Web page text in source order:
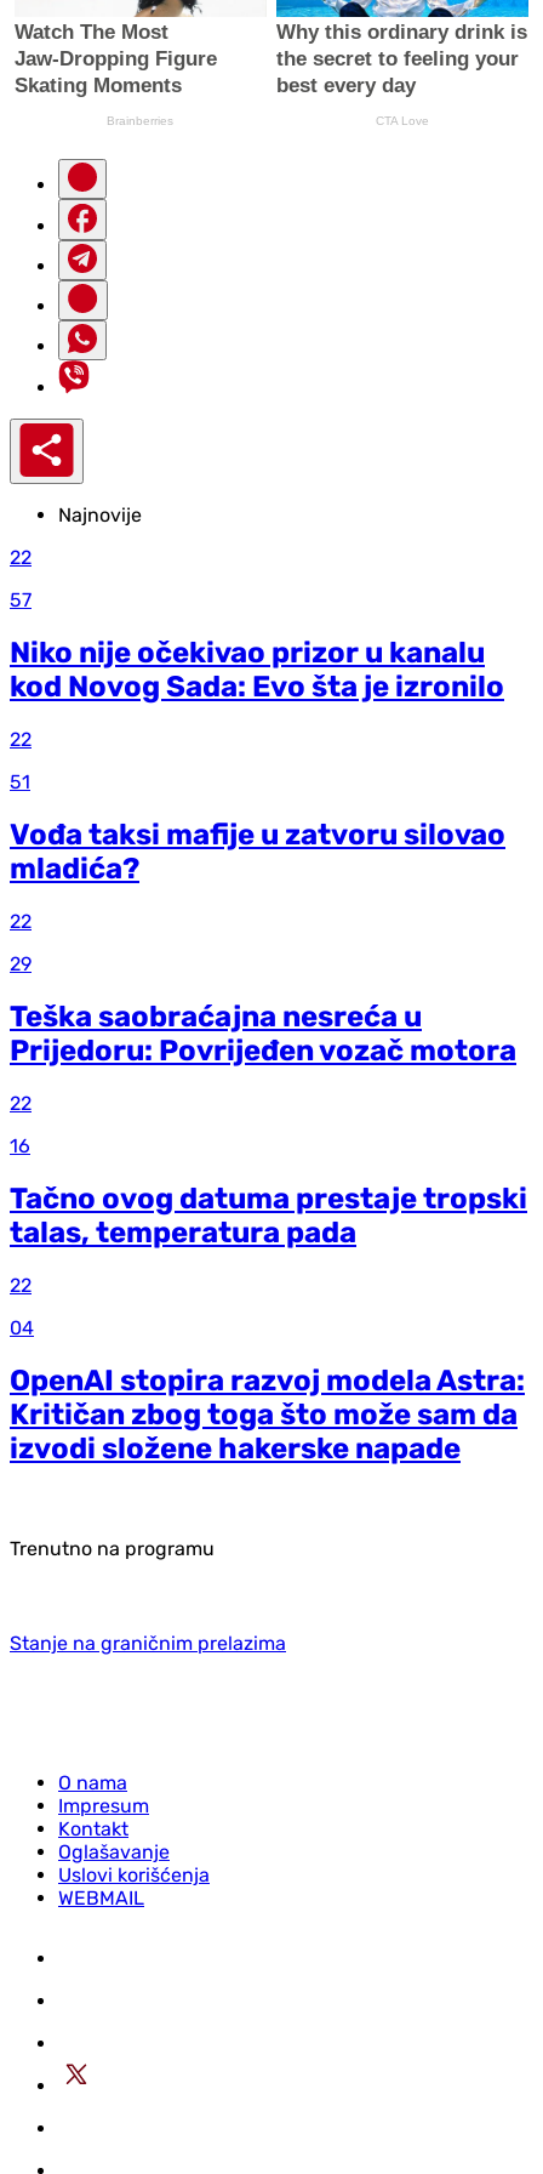
Najnovije
22
57
Niko nije očekivao prizor u kanalu
kod Novog Sada: Evo šta je izronilo
22
51
Vođa taksi mafije u zatvoru silovao
mladića?
22
29
Teška saobraćajna nesreća u
Prijedoru: Povrijeđen vozač motora
22
16
Tačno ovog datuma prestaje tropski
talas, temperatura pada
22
04
OpenAI stopira razvoj modela Astra:
Kritičan zbog toga što može sam da
izvodi složene hakerske napade
Trenutno na programu
Stanje na graničnim prelazima
O nama
Impresum
Kontakt
Oglašavanje
Uslovi korišćenja
WEBMAIL